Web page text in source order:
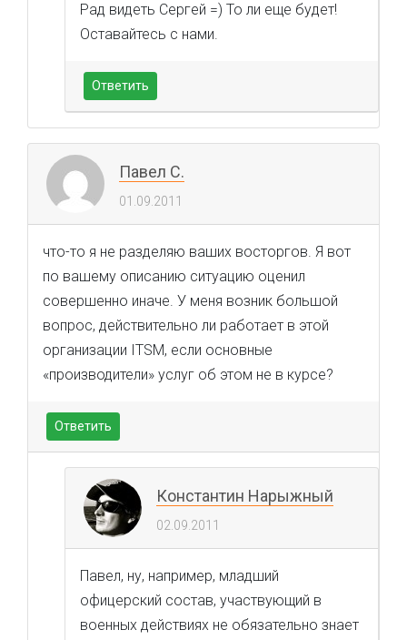
Рад видеть Сергей =) То ли еще будет!
Оставайтесь с нами.
Ответить
Павел С.
01.09.2011
что-то я не разделяю ваших восторгов. Я вот
по вашему описанию ситуацию оценил
совершенно иначе. У меня возник большой
вопрос, действительно ли работает в этой
организации ITSM, если основные
«производители» услуг об этом не в курсе?
Ответить
Константин Нарыжный
02.09.2011
Павел, ну, например, младший
офицерский состав, участвующий в
военных действиях не обязательно знает